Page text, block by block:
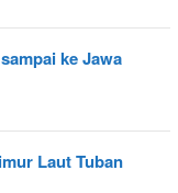
ke Jawa
Laut Tuban